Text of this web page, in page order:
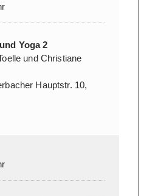
Yoga 2
und Christiane
Hauptstr. 10,